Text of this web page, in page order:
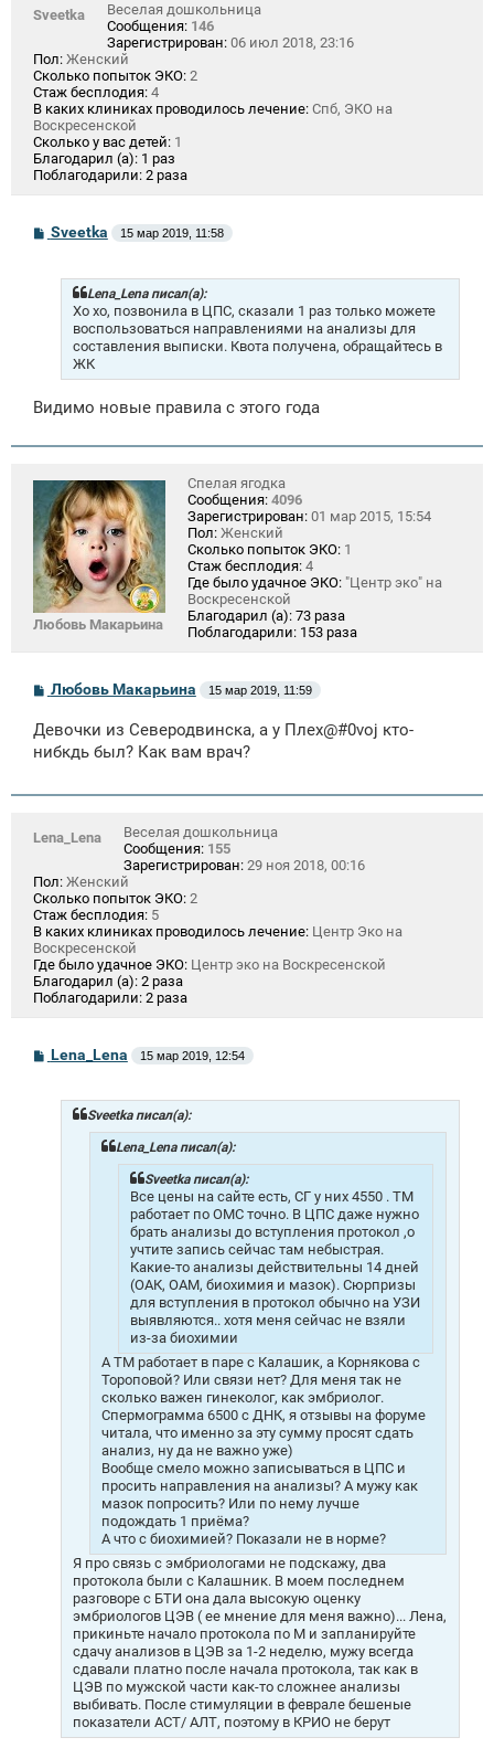
Sveetka
Веселая дошкольница
Сообщения: 146
Зарегистрирован: 06 июл 2018, 23:16
Пол: Женский
Сколько попыток ЭКО: 2
Стаж бесплодия: 4
В каких клиниках проводилось лечение: Спб, ЭКО на
Воскресенской
Сколько у вас детей: 1
Благодарил (а): 1 раз
Поблагодарили: 2 раза
СSveetka 15 мар 2019, 11:58
Lena_Lena писал(а):
Хо хо, позвонила в ЦПС, сказали 1 раз только можете
воспользоваться направлениями на анализы для
составления выписки. Квота получена, обращайтесь в
ЖК
Видимо новые правила с этого года
Любовь Макарьина
Спелая ягодка
Сообщения: 4096
Зарегистрирован: 01 мар 2015, 15:54
Пол: Женский
Сколько попыток ЭКО: 1
Стаж бесплодия: 4
Где было удачное ЭКО: "Центр эко" на
Воскресенской
Благодарил (а): 73 раза
Поблагодарили: 153 раза
С
о
б
щ
и
Любовь Макарьина 15 мар 2019, 11:59
Девочки из Северодвинска, а у Плеx@#0voj кто-
нибкдь был? Как вам врач?
Lena_Lena
Веселая дошкольница
Сообщения: 155
Зарегистрирован: 29 ноя 2018, 00:16
Пол: Женский
Сколько попыток ЭКО: 2
Стаж бесплодия: 5
В каких клиниках проводилось лечение: Центр Эко на
Воскресенской
Где было удачное ЭКО: Центр эко на Воскресенской
Благодарил (а): 2 раза
Поблагодарили: 2 раза
С
о
Lena_Lena 15 мар 2019, 12:54
Sveetka писал(а):
Lena_Lena писал(а):
Sveetka писал(а):
Все цены на сайте есть, СГ у них 4550 . ТМ
работает по ОМС точно. В ЦПС даже нужно
брать анализы до вступления протокол ,о
учтите запись сейчас там небыстрая.
Какие-то анализы действительны 14 дней
(ОАК, ОАМ, биохимия и мазок). Сюрпризы
для вступления в протокол обычно на УЗИ
выявляются.. хотя меня сейчас не взяли
из-за биохимии
А ТМ работает в паре с Калашик, а Корнякова с
Тороповой? Или связи нет? Для меня так не
сколько важен гинеколог, как эмбриолог.
Спермограмма 6500 с ДНК, я отзывы на форуме
читала, что именно за эту сумму просят сдать
анализ, ну да не важно уже)
Вообще смело можно записываться в ЦПС и
просить направления на анализы? А мужу как
мазок попросить? Или по нему лучше
подождать 1 приёма?
А что с биохимией? Показали не в норме?
Я про связь с эмбриологами не подскажу, два
протокола были с Калашник. В моем последнем
разговоре с БТИ она дала высокую оценку
эмбриологов ЦЭВ ( ее мнение для меня важно)... Лена,
прикиньте начало протокола по М и запланируйте
сдачу анализов в ЦЭВ за 1-2 неделю, мужу всегда
сдавали платно после начала протокола, так как в
ЦЭВ по мужской части как-то сложнее анализы
выбивать. После стимуляции в феврале бешеные
показатели АСТ/ АЛТ, поэтому в КРИО не берут